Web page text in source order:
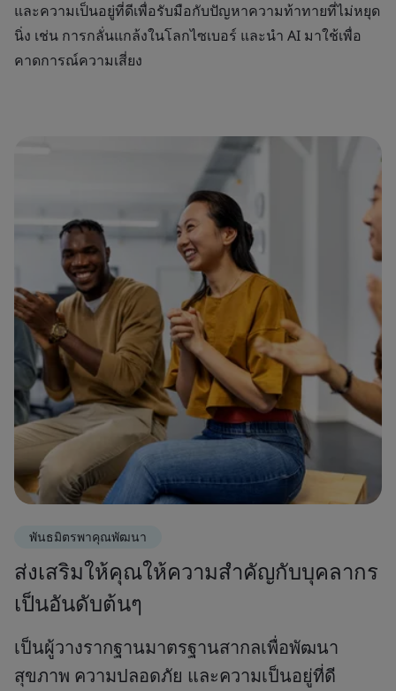
และความเป็นอยู่ที่ดีเพื่อรับมือกับปัญหาความท้าทายที่ไม่หยุด
นิ่ง เช่น การกลั่นแกล้งในโลกไซเบอร์ และนำ AI มาใช้เพื่อ
คาดการณ์ความเสี่ยง
พันธมิตรพาคุณพัฒนา
ส่งเสริมให้คุณให้ความสำคัญกับบุคลากร
เป็นอันดับต้นๆ
เป็นผู้วางรากฐานมาตรฐานสากลเพื่อพัฒนา
สุขภาพ ความปลอดภัย และความเป็นอยู่ที่ดี